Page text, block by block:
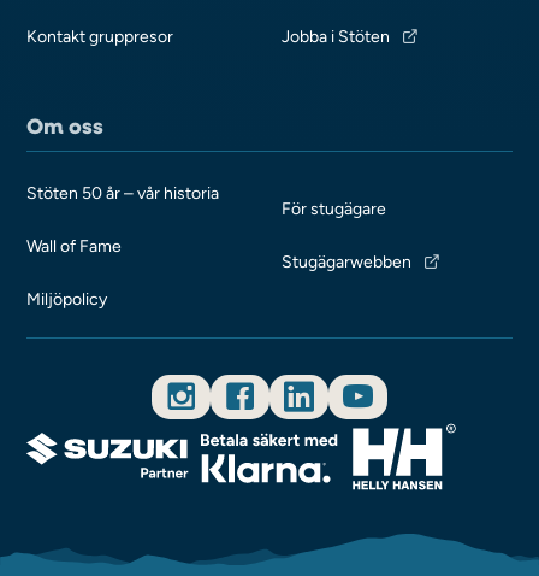
Kontakt gruppresor Jobba i Stöten
Om oss
Stöten 50 år – vår historia
Wall of Fame
Miljöpolicy
För stugägare
Stugägarwebben